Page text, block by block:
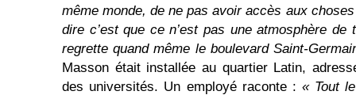
même monde, de ne pas avoir accès aux
dire c’est que ce n’est pas une atmosphère
regrette quand même le boulevard Saint-
Masson était installée au quartier Latin,
des universités. Un employé raconte : « Tout